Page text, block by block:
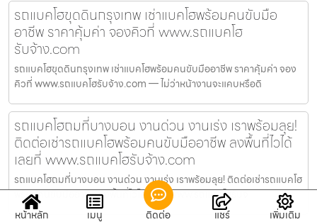
รถแบคโฮขุดดินกรุงเทพ เช่าแบคโฮพร้อมคนขับมือ
อาชีพ ราคาคุ้มค่า จองคิวที่ www.รถแบคโฮ
รับจ้าง.com
รถแบคโฮขุดดินกรุงเทพ เช่าแบคโฮพร้อมคนขับมืออาชีพ ราคาคุ้มค่า จอง
คิวที่ www.รถแบคโฮรับจ้าง.com — ไม่ว่าหน้างานจะแคบหรือดิ
รถแบคโฮถมที่บางบอน งานด่วน งานเร่ง เราพร้อมลุย!
ติดต่อเช่ารถแบคโฮพร้อมคนขับมืออาชีพ ลงพื้นที่ไวได้
เลยที่ www.รถแบคโฮรับจ้าง.com
รถแบคโฮถมที่บางบอน งานด่วน งานเร่ง เราพร้อมลุย! ติดต่อเช่ารถแบคโฮ
พร้อมคนขับมืออาชีพ ลงพื้นที่ไวได้เลยที่ www.รถแบคโฮรับจ
หน้าหลัก
เมนู ติดต่อ แชร์ เพิ่มเติม